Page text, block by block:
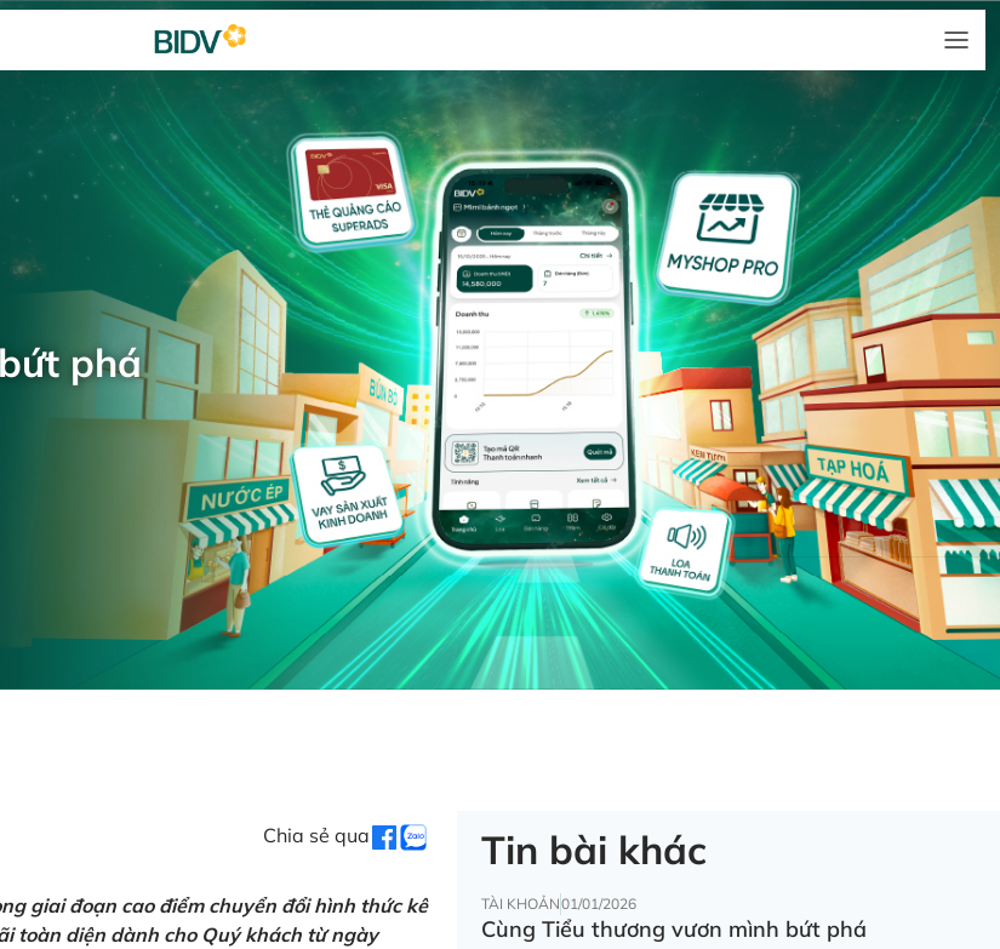
phá
Chia sẻ qua
giai đoạn cao điểm chuyển đổi hình thức kê
toàn diện dành cho Quý khách từ ngày
Tin bài khác
TÀI KHOẢN01/01/2026
Cùng Tiểu thương vươn mình bứt phá